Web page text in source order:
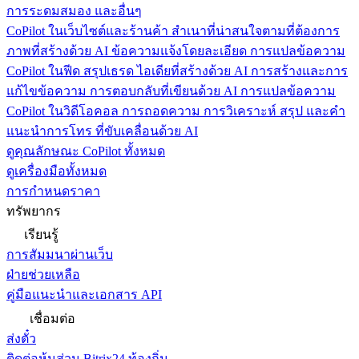
การระดมสมอง และอื่นๆ
CoPilot ในเว็บไซต์และร้านค้า สำเนาที่น่าสนใจตามที่ต้องการ
ภาพที่สร้างด้วย AI ข้อความแจ้งโดยละเอียด การแปลข้อความ
CoPilot ในฟีด สรุปเธรด ไอเดียที่สร้างด้วย AI การสร้างและการ
แก้ไขข้อความ การตอบกลับที่เขียนด้วย AI การแปลข้อความ
CoPilot ในวิดีโอคอล การถอดความ การวิเคราะห์ สรุป และคำ
แนะนำการโทร ที่ขับเคลื่อนด้วย AI
ดูคุณลักษณะ CoPilot ทั้งหมด
ดูเครื่องมือทั้งหมด
การกำหนดราคา
ทรัพยากร
เรียนรู้
การสัมมนาผ่านเว็บ
ฝ่ายช่วยเหลือ
คู่มือแนะนำและเอกสาร API
เชื่อมต่อ
ส่งตั๋ว